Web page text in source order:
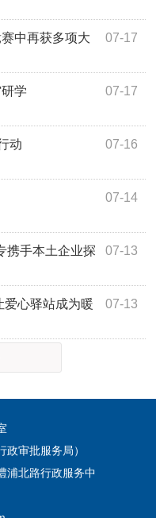
07-17
中再获多项大
07-17
学
07-16
动
07-14
07-13
携手本土企业探
07-13
爱心驿站成为暖
审批服务局）
浦北路行政服务中